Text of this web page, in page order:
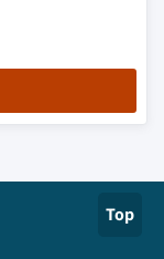
Top